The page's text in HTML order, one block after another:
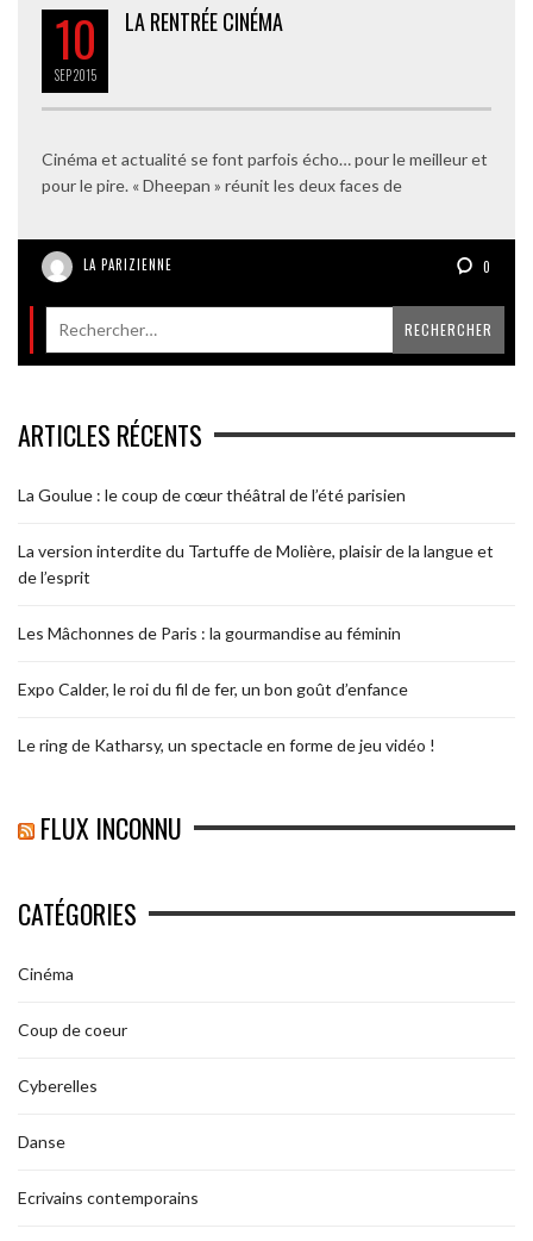
10
SEP2015
LA RENTRÉE CINÉMA
Cinéma et actualité se font parfois écho… pour le meilleur et
pour le pire. « Dheepan » réunit les deux faces de
LA PARIZIENNE 0
ARTICLES RÉCENTS
La Goulue : le coup de cœur théâtral de l’été parisien
La version interdite du Tartuffe de Molière, plaisir de la langue et
de l’esprit
Les Mâchonnes de Paris : la gourmandise au féminin
Expo Calder, le roi du fil de fer, un bon goût d’enfance
Le ring de Katharsy, un spectacle en forme de jeu vidéo !
FLUX INCONNU
CATÉGORIES
Cinéma
Coup de coeur
Cyberelles
Danse
Ecrivains contemporains